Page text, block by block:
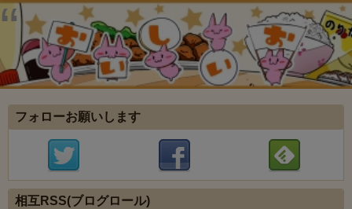
フォローお願いします
相互RSS(ブログロール)